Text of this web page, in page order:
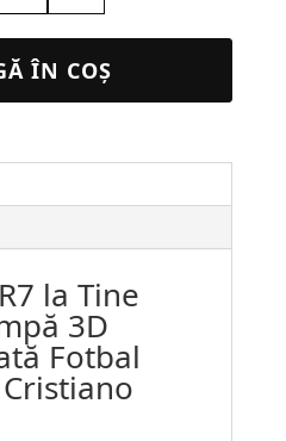
3D
Fotbal
RONALDO
#195
ÎN COȘ
la Tine
3D
Fotbal